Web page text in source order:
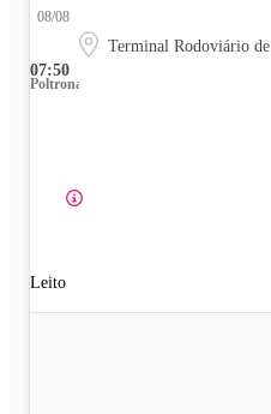
07:50
08/08
Terminal Rodoviário
Poltrona
Leito